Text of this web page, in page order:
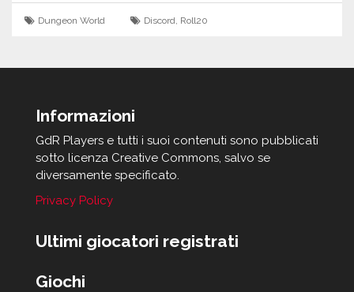
Dungeon World Discord, Roll20
Informazioni
GdR Players e tutti i suoi contenuti sono pubblicati
sotto licenza Creative Commons, salvo se
diversamente specificato.
Privacy Policy
Ultimi giocatori registrati
Giochi